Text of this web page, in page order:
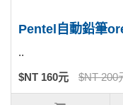
Pentel自動鉛筆
..
$NT 160元 $NT 200